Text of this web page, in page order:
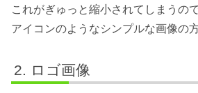
これがぎゅっと縮小されてしまうの
アイコンのようなシンプルな画像の
ロゴ画像